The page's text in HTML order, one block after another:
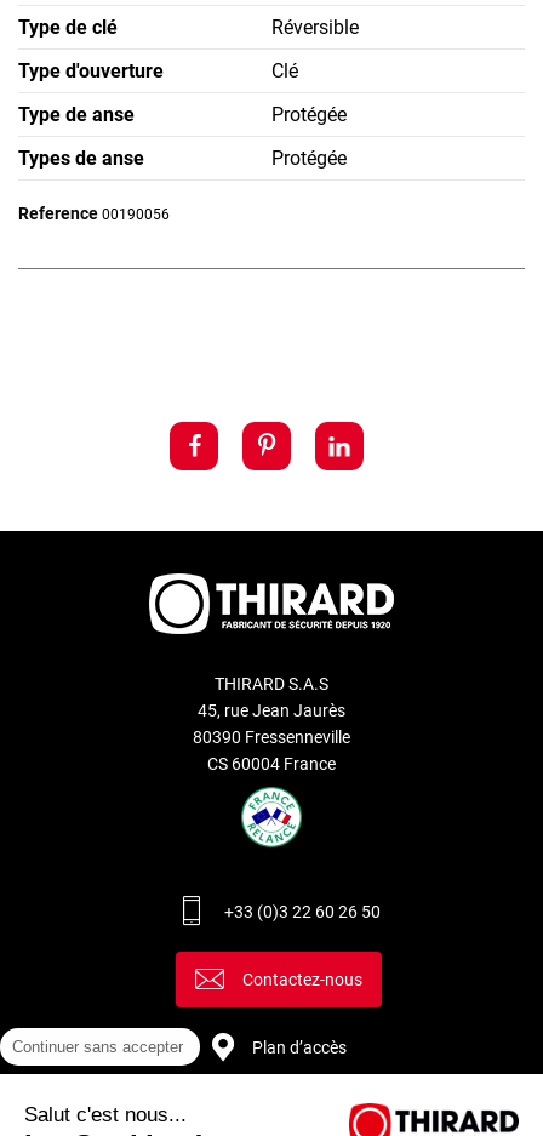
Type de clé
Réversible
Type d'ouverture
Clé
Type de anse
Protégée
Types de anse
Protégée
Reference 00190056
THIRARD S.A.S
45, rue Jean Jaurès
80390 Fressenneville
CS 60004 France
+33 (0)3 22 60 26 50
Contactez-nous
Plan d’accès
Continuer sans accepter
Salut c'est nous...